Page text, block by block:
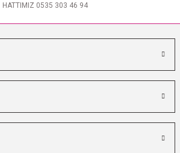
HATTIMIZ 0535 303 46 94